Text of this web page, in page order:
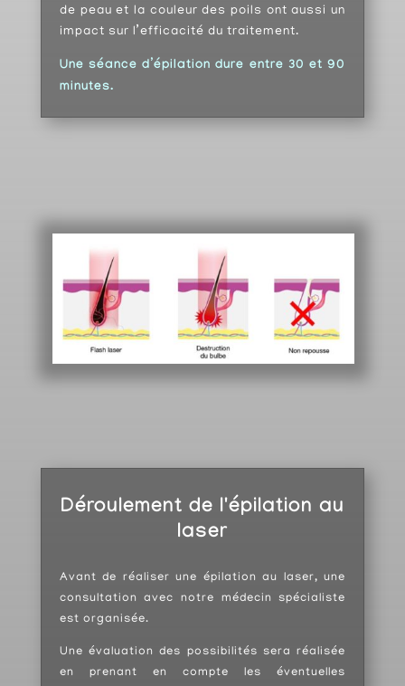
de peau et la couleur des poils ont aussi un
impact sur l’efficacité du traitement.
Une séance d’épilation dure entre 30 et 90
minutes.
Déroulement de l'épilation au
laser
Avant de réaliser une épilation au laser, une
consultation avec notre médecin spécialiste
est organisée.
Une évaluation des possibilités sera réalisée
en prenant en compte les éventuelles